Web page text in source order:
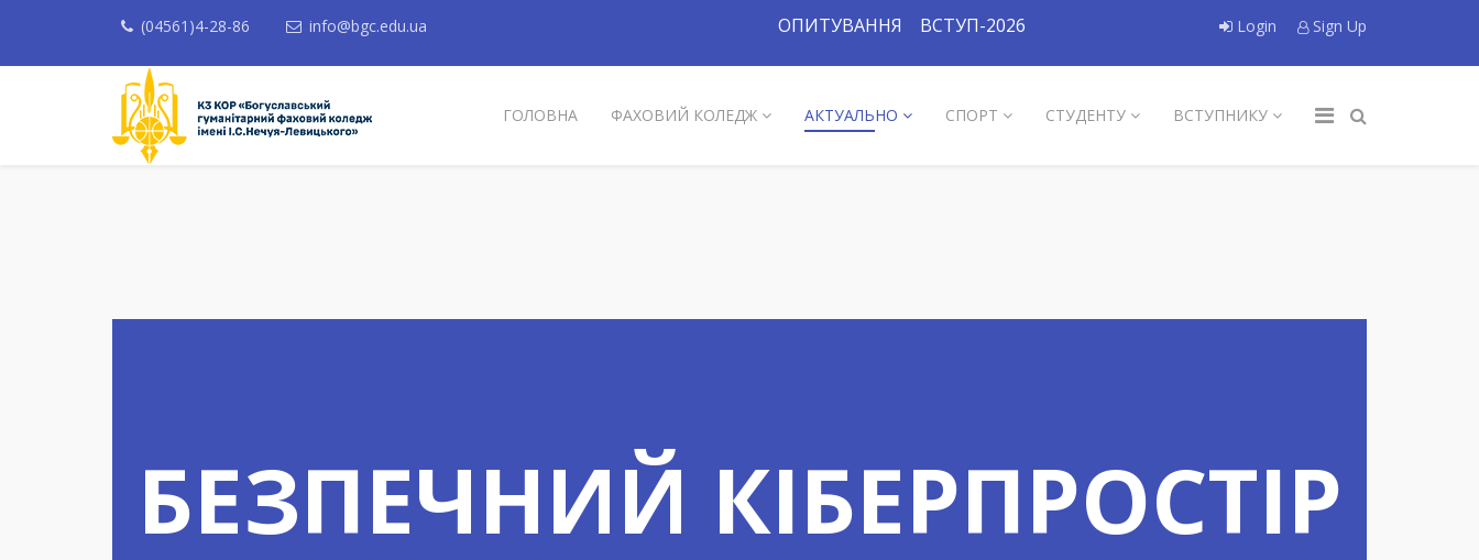
(04561)4-28-86 info@bgc.edu.ua Login Sign Up
ОПИТУВАННЯ ВСТУП-2026
ГОЛОВНА ФАХОВИЙ КОЛЕДЖ АКТУАЛЬНО СПОРТ СТУДЕНТУ ВСТУПНИКУ
БЕЗПЕЧНИЙ КІБЕРПРОСТІР